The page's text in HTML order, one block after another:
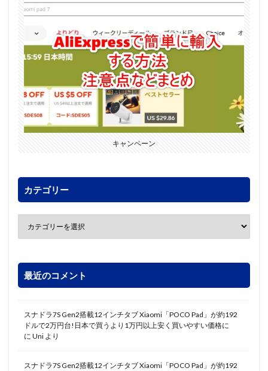
キャンペーン
カテゴリー
最近のコメント
スナドラ7S Gen2搭載12インチタブ Xiaomi「POCO Pad」が約192
ドルで2万円台!日本で買うより1万円以上安く買いやすい価格に
に Uni より
スナドラ7S Gen2搭載12インチタブ Xiaomi「POCO Pad」が約192